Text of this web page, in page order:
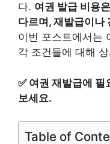
다. 여권 발급 비용
다르며, 재발급이나
이번 포스트에서는
각 조건들에 대해
✅ 여권 재발급에 필
보세요.
Table of